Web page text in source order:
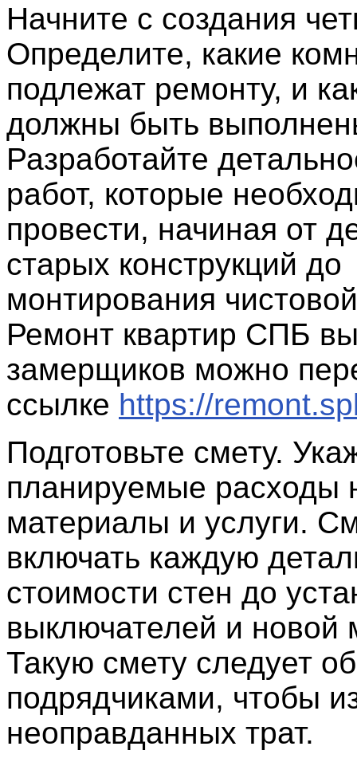
Начните с создания
Определите, какие
подлежат ремонту, и
должны быть
Разработайте
работ, которые
провести, начиная от
старых конструкций до
монтирования
Ремонт квартир СПБ
замерщиков можно
ссылке https://
Подготовьте смету.
планируемые расходы
материалы и услуги.
включать каждую
стоимости стен до
выключателей и новой
Такую смету следует
подрядчиками, чтобы
неоправданных трат.